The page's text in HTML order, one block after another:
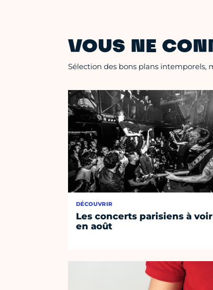
VOUS NE
Sélection des bons plans intemporels,
DÉCOUVRIR
Les concerts parisiens à voir
en août